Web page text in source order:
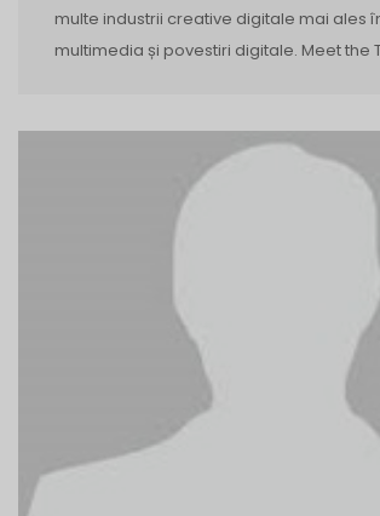
multe industrii creative digitale mai ales
multimedia și povestiri digitale. Meet the